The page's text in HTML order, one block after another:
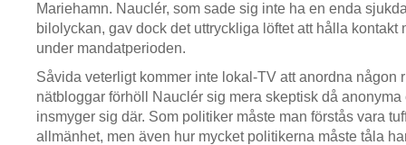
Mariehamn. Nauclér, som sade sig inte ha en enda
bilolyckan, gav dock det uttryckliga löftet att hålla kontakt
under mandatperioden.
Såvida veterligt kommer inte lokal-TV att anordna någon
nätbloggar förhöll Nauclér sig mera skeptisk då
insmyger sig där. Som politiker måste man förstås vara
allmänhet, men även hur mycket politikerna måste tåla